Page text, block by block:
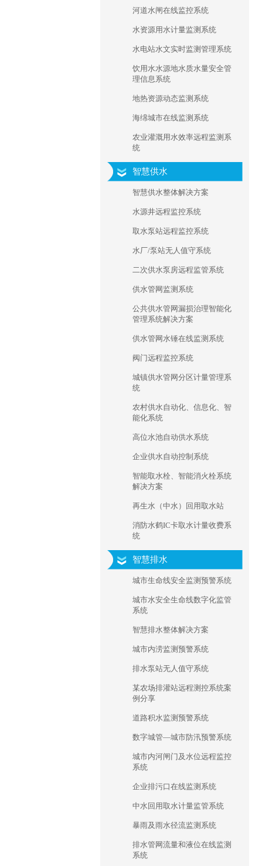
河道水闸在线监控系统
水资源用水计量监测系统
水电站水文实时监测管理系统
饮用水水源地水质水量安全管
理信息系统
地热资源动态监测系统
海绵城市在线监测系统
农业灌溉用水效率远程监测系
统
智慧供水
智慧供水整体解决方案
水源井远程监控系统
取水泵站远程监控系统
水厂/泵站无人值守系统
二次供水泵房远程监管系统
供水管网监测系统
公共供水管网漏损治理智能化
管理系统解决方案
供水管网水锤在线监测系统
阀门远程监控系统
城镇供水管网分区计量管理系
统
农村供水自动化、信息化、智
能化系统
高位水池自动供水系统
企业供水自动控制系统
智能取水栓、智能消火栓系统
解决方案
再生水（中水）回用取水站
消防水鹤IC卡取水计量收费系
统
智慧排水
城市生命线安全监测预警系统
城市水安全生命线数字化监管
系统
智慧排水整体解决方案
城市内涝监测预警系统
排水泵站无人值守系统
某农场排灌站远程测控系统案
例分享
道路积水监测预警系统
数字城管—城市防汛预警系统
城市内河闸门及水位远程监控
系统
企业排污口在线监测系统
中水回用取水计量监管系统
暴雨及雨水径流监测系统
排水管网流量和液位在线监测
系统